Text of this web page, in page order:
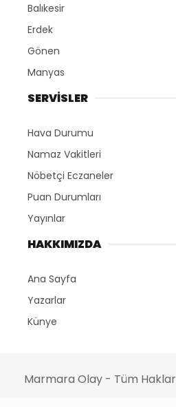
Balıkesir
Erdek
Gönen
Manyas
SERVİSLER
Hava Durumu
Namaz Vakitleri
Nöbetçi Eczaneler
Puan Durumları
Yayınlar
HAKKIMIZDA
Ana Sayfa
Yazarlar
Künye
Marmara Olay - Tüm Hakları